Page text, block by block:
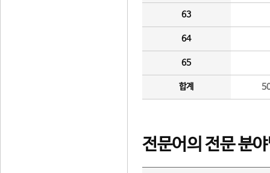
63
64
65
합계
전문어의 전문 분